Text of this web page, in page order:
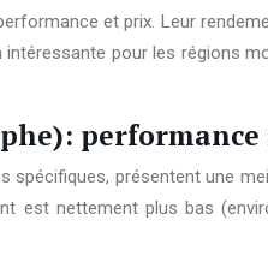
et prix. Leur
pour les régions
spécifiques, présentent une
est nettement plus bas